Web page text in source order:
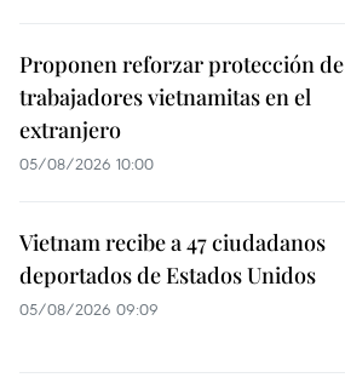
Proponen reforzar protección de
trabajadores vietnamitas en el
extranjero
05/08/2026 10:00
Vietnam recibe a 47 ciudadanos
deportados de Estados Unidos
05/08/2026 09:09